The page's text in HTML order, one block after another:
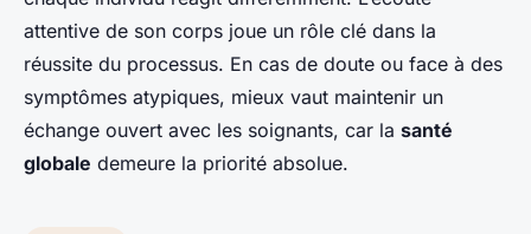
attentive de son corps joue un rôle clé dans la
réussite du processus. En cas de doute ou face à des
symptômes atypiques, mieux vaut maintenir un
échange ouvert avec les soignants, car la santé
globale demeure la priorité absolue.